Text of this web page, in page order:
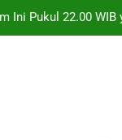
Ini Pukul 22.00 WIB
Ini Pukul 18.00 WIB
di Jalalive untuk